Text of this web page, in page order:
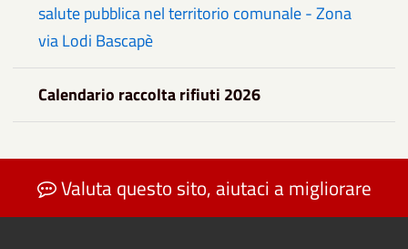
salute pubblica nel territorio comunale - Zona
via Lodi Bascapè
Calendario raccolta rifiuti 2026
Valuta questo sito, aiutaci a migliorare